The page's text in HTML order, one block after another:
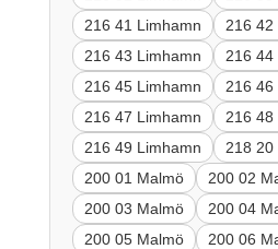
216 41 Limhamn
216 42
216 43 Limhamn
216 44
216 45 Limhamn
216 46
216 47 Limhamn
216 48
216 49 Limhamn
218 20
200 01 Malmö
200 02
200 03 Malmö
200 04
200 05 Malmö
200 06